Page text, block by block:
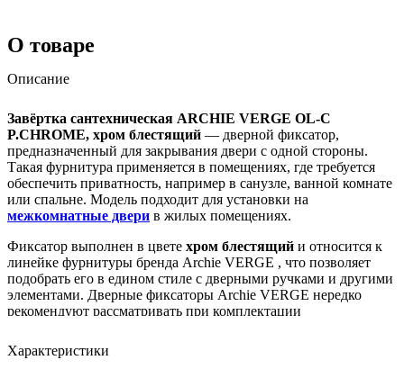
О товаре
Характеристики
Описание
Завёртка сантехническая ARCHIE VERGE OL-C
P.CHROME, хром блестящий — дверной фиксатор,
предназначенный для закрывания двери с одной стороны.
Такая фурнитура применяется в помещениях, где требуется
обеспечить приватность, например в санузле, ванной комнате
или спальне. Модель подходит для установки на
межкомнатные двери в жилых помещениях.
Фиксатор выполнен в цвете хром блестящий и относится к
линейке фурнитуры бренда Archie VERGE , что позволяет
подобрать его в едином стиле с дверными ручками и другими
элементами. Дверные фиксаторы Archie VERGE нередко
рекомендуют рассматривать при комплектации
функциональное решение для внутренних помещений.